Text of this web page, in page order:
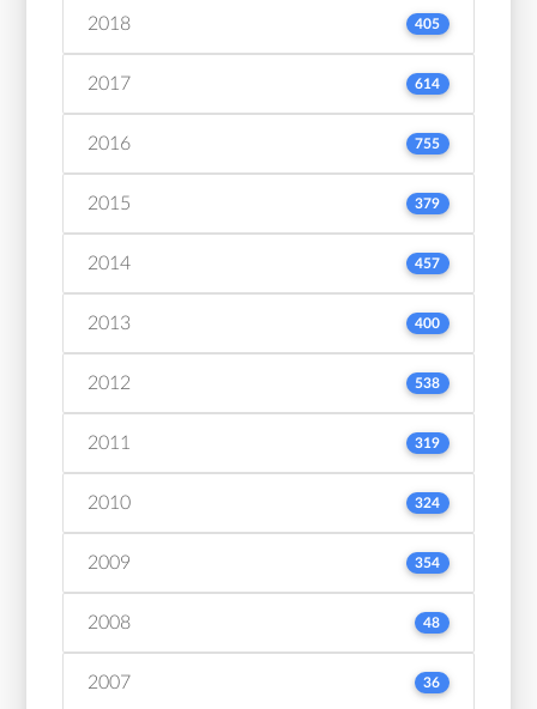
2018 405
2017 614
2016 755
2015 379
2014 457
2013 400
2012 538
2011 319
2010 324
2009 354
2008 48
2007 36